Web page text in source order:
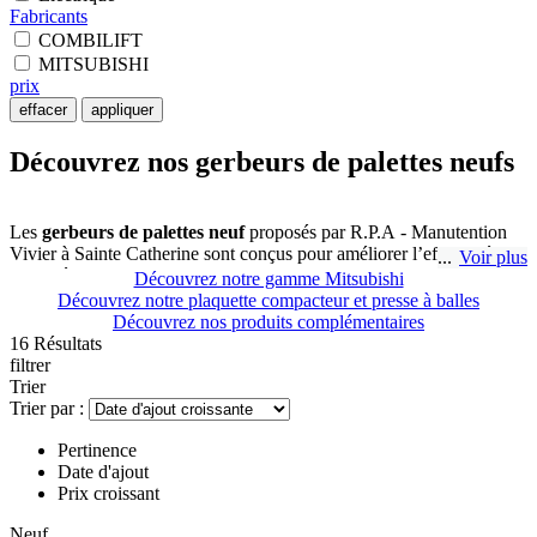
Fabricants
COMBILIFT
MITSUBISHI
prix
effacer appliquer
Découvrez nos gerbeurs de palettes neufs
Les gerbeurs de palettes neufproposés par R.P.A - Manutention
Vivier à Sainte Catherine sont conçus pour améliorer l’efficacité de
vos opérations de manutention. Ces appareils permettent de
manipuler facilement des charges lourdes, garantissant ainsi une
productivité accrue et une réduction des risques d'accidents. Que
vous soyez dans la logistique, l'industrie ou tout autre secteur
nécessitant la manipulation de palettes, nos gerbeurs de palettes neuf
sont parfaitement adaptés à vos besoins.
gerbeurs de palettes
Manutention Vivier sont proposés en plusieurs versions, allant des
modèles manuels aux appareils entièrement électriques. Les modèles
nécessitant une manipulation fréquente de palettes, tandis que les
Voir plus
Découvrez notre gamme Mitsubishi
Découvrez notre plaquette compacteur et presse à balles
Découvrez nos produits complémentaires
16 Résultats
filtrer
Trier
Trier par :
Pertinence
Date d'ajout
Prix croissant